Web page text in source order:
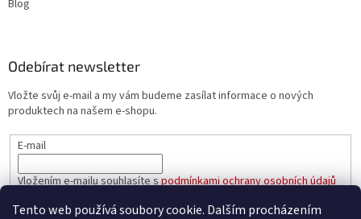
Tento web používá soubory cookie. Dalším procházením
Blog
Odebírat newsletter
Vložte svůj e-mail a my vám budeme zasílat informace o nových
produktech na našem e-shopu.
E-mail
Vložením e-mailu souhlasíte spodmínkami ochrany osobních údajů